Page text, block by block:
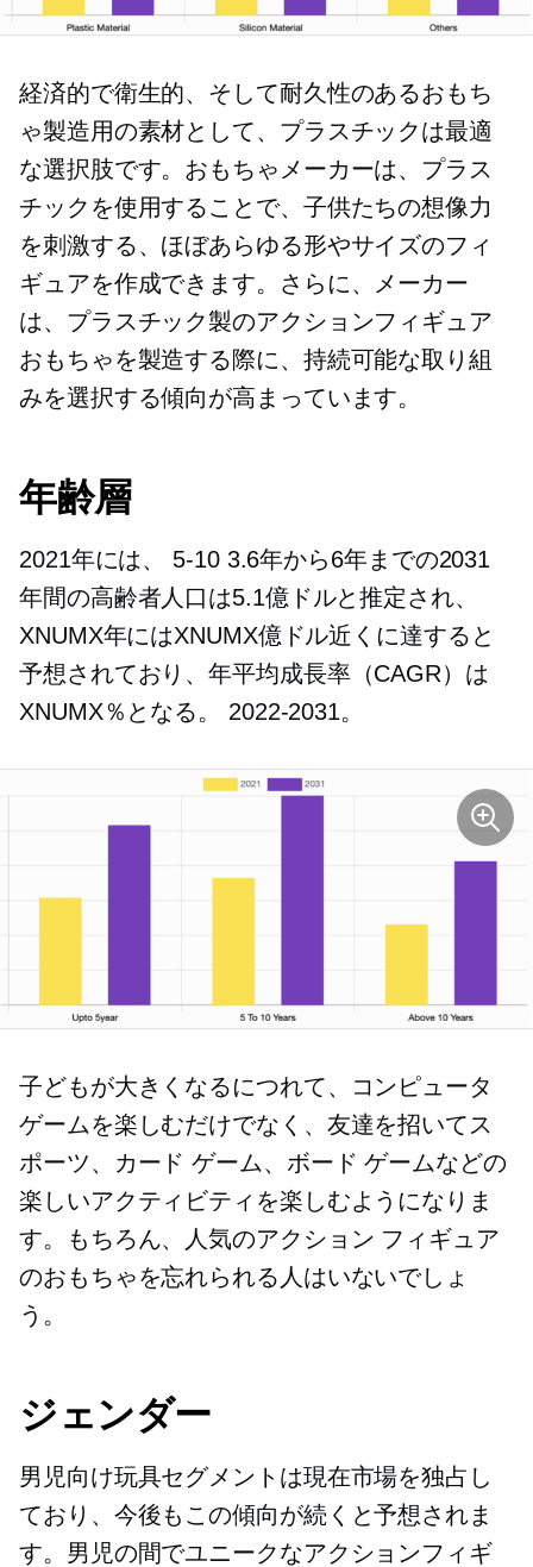
経済的で衛生的、そして耐久性のあるおもち
ゃ製造用の素材として、プラスチックは最適
な選択肢です。おもちゃメーカーは、プラス
チックを使用することで、子供たちの想像力
を刺激する、ほぼあらゆる形やサイズのフィ
ギュアを作成できます。さらに、メーカー
は、プラスチック製のアクションフィギュア
おもちゃを製造する際に、持続可能な取り組
みを選択する傾向が高まっています。
年齢層
2021年には、 5-103.6年から6年までの2031
年間の高齢者人口は5.1億ドルと推定され、
XNUMX年にはXNUMX億ドル近くに達すると
予想されており、年平均成長率（CAGR）は
XNUMX％となる。 2022-2031。
子どもが大きくなるにつれて、コンピュータ
ゲームを楽しむだけでなく、友達を招いてス
ポーツ、カード ゲーム、ボード ゲームなどの
楽しいアクティビティを楽しむようになりま
す。もちろん、人気のアクション フィギュア
のおもちゃを忘れられる人はいないでしょ
う。
ジェンダー
男児向け玩具セグメントは現在市場を独占し
ており、今後もこの傾向が続くと予想されま
す。男児の間でユニークなアクションフィギ